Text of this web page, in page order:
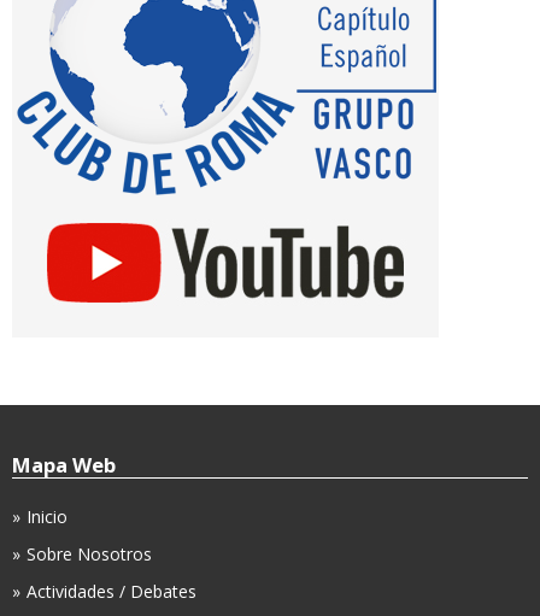
Mapa Web
Inicio
Sobre Nosotros
Actividades / Debates